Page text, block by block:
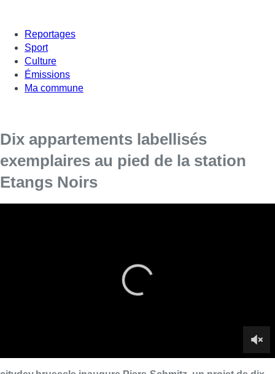
Reportages
Sport
Culture
Émissions
Ma commune
Dix appartements labellisés
exemplaires au pied de la station
Etangs Noirs
de l’eau de pluie, utilisation de matériaux de construction
écologiques … Ce bâtiment est entièrement passif.
terrasses suspendues au dessus de l’espace public on été
aménagées et sont préservées du vis à vis. L’inauguration s’est
faite en présence de Rudi Vervoort, ministre président de la
Région de Bruxelles-Capitale, Françoise Schepmans,